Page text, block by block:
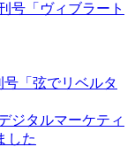
号「ヴィブラート
「弦でリベルタ
ジタルマーケティ
した